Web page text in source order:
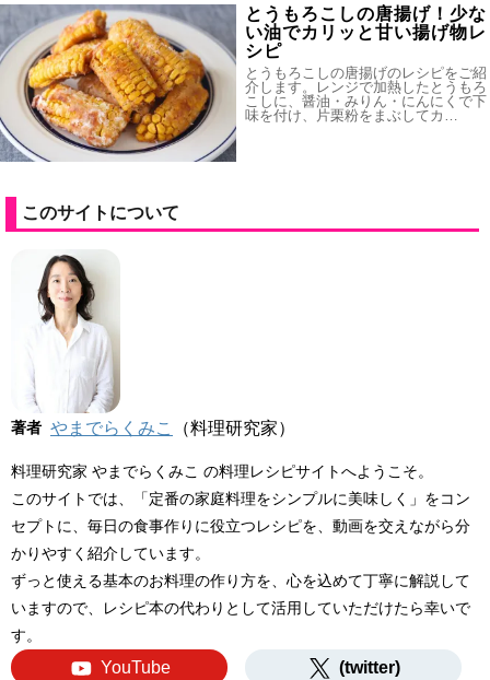
とうもろこしの唐揚げ！少な
い油でカリッと甘い揚げ物レ
シピ
とうもろこしの唐揚げのレシピをご紹
介します。レンジで加熱したとうもろ
こしに、醤油・みりん・にんにくで下
味を付け、片栗粉をまぶしてカ…
このサイトについて
著者 やまでらくみこ （料理研究家）
料理研究家 やまでらくみこ の料理レシピサイトへようこそ。
このサイトでは、「定番の家庭料理をシンプルに美味しく」をコン
セプトに、毎日の食事作りに役立つレシピを、動画を交えながら分
かりやすく紹介しています。
ずっと使える基本のお料理の作り方を、心を込めて丁寧に解説して
いますので、レシピ本の代わりとして活用していただけたら幸いで
す。
YouTube (twitter)